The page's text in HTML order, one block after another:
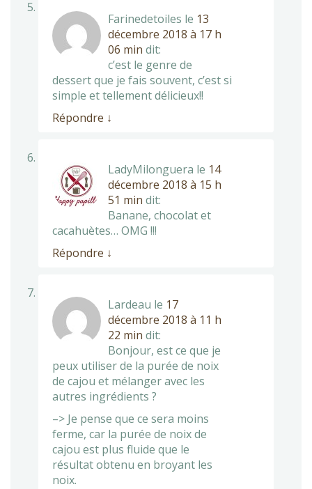
Farinedetoiles le 13
décembre 2018 à 17 h
06 min dit:
c’est le genre de
dessert que je fais souvent, c’est si
simple et tellement délicieux!!
Répondre ↓
LadyMilonguera le 14
décembre 2018 à 15 h
51 min dit:
Banane, chocolat et
cacahuètes… OMG !!!
Répondre ↓
Lardeau le 17
décembre 2018 à 11 h
22 min dit:
Bonjour, est ce que je
peux utiliser de la purée de noix
de cajou et mélanger avec les
autres ingrédients ?
–> Je pense que ce sera moins
ferme, car la purée de noix de
cajou est plus fluide que le
résultat obtenu en broyant les
noix.